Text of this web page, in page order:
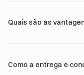
Quais são as
Como a entrega é